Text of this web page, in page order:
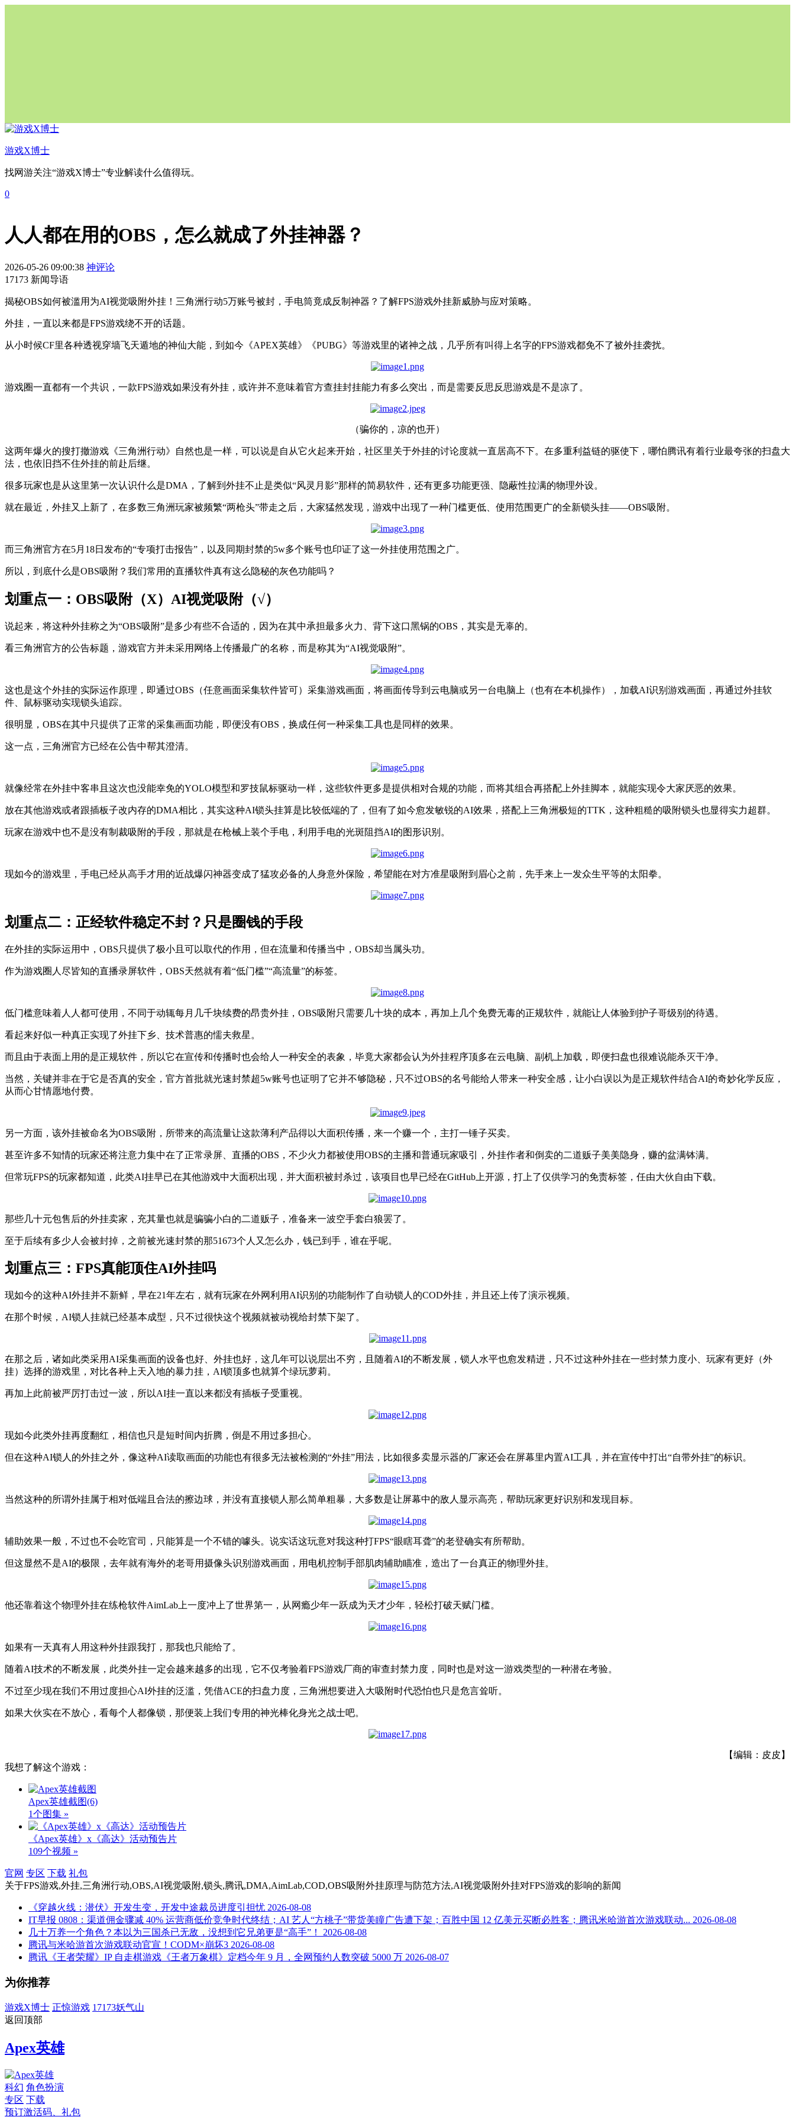
游戏X博士
找网游关注“游戏X博士”专业解读什么值得玩。
0
人人都在用的OBS，怎么就成了外挂神器？
2026-05-26 09:00:38 神评论
17173 新闻导语
揭秘OBS如何被滥用为AI视觉吸附外挂！三角洲行动5万账号被封，手电筒竟成反制神器？了解FPS游戏外挂新威胁与应对策略。
外挂，一直以来都是FPS游戏绕不开的话题。
从小时候CF里各种透视穿墙飞天遁地的神仙大能，到如今《APEX英雄》《PUBG》等游戏里的诸神之战，几乎所有叫得上名字的FPS游戏都免不了被外挂袭扰。
游戏圈一直都有一个共识，一款FPS游戏如果没有外挂，或许并不意味着官方查挂封挂能力有多么突出，而是需要反思反思游戏是不是凉了。
（骗你的，凉的也开）
这两年爆火的搜打撤游戏《三角洲行动》自然也是一样，可以说是自从它火起来开始，社区里关于外挂的讨论度就一直居高不下。在多重利益链的驱使下，哪怕腾讯有着行业最夸张的扫盘大
法，也依旧挡不住外挂的前赴后继。
很多玩家也是从这里第一次认识什么是DMA，了解到外挂不止是类似“风灵月影”那样的简易软件，还有更多功能更强、隐蔽性拉满的物理外设。
就在最近，外挂又上新了，在多数三角洲玩家被频繁“两枪头”带走之后，大家猛然发现，游戏中出现了一种门槛更低、使用范围更广的全新锁头挂——OBS吸附。
而三角洲官方在5月18日发布的“专项打击报告”，以及同期封禁的5w多个账号也印证了这一外挂使用范围之广。
所以，到底什么是OBS吸附？我们常用的直播软件真有这么隐秘的灰色功能吗？
划重点一：OBS吸附（X）AI视觉吸附（√）
说起来，将这种外挂称之为“OBS吸附”是多少有些不合适的，因为在其中承担最多火力、背下这口黑锅的OBS，其实是无辜的。
看三角洲官方的公告标题，游戏官方并未采用网络上传播最广的名称，而是称其为“AI视觉吸附”。
这也是这个外挂的实际运作原理，即通过OBS（任意画面采集软件皆可）采集游戏画面，将画面传导到云电脑或另一台电脑上（也有在本机操作），加载AI识别游戏画面，再通过外挂软
件、鼠标驱动实现锁头追踪。
很明显，OBS在其中只提供了正常的采集画面功能，即便没有OBS，换成任何一种采集工具也是同样的效果。
这一点，三角洲官方已经在公告中帮其澄清。
就像经常在外挂中客串且这次也没能幸免的YOLO模型和罗技鼠标驱动一样，这些软件更多是提供相对合规的功能，而将其组合再搭配上外挂脚本，就能实现令大家厌恶的效果。
放在其他游戏或者跟插板子改内存的DMA相比，其实这种AI锁头挂算是比较低端的了，但有了如今愈发敏锐的AI效果，搭配上三角洲极短的TTK，这种粗糙的吸附锁头也显得实力超群。
玩家在游戏中也不是没有制裁吸附的手段，那就是在枪械上装个手电，利用手电的光斑阻挡AI的图形识别。
现如今的游戏里，手电已经从高手才用的近战爆闪神器变成了猛攻必备的人身意外保险，希望能在对方准星吸附到眉心之前，先手来上一发众生平等的太阳拳。
划重点二：正经软件稳定不封？只是圈钱的手段
在外挂的实际运用中，OBS只提供了极小且可以取代的作用，但在流量和传播当中，OBS却当属头功。
作为游戏圈人尽皆知的直播录屏软件，OBS天然就有着“低门槛”“高流量”的标签。
低门槛意味着人人都可使用，不同于动辄每月几千块续费的昂贵外挂，OBS吸附只需要几十块的成本，再加上几个免费无毒的正规软件，就能让人体验到护子哥级别的待遇。
看起来好似一种真正实现了外挂下乡、技术普惠的懦夫救星。
而且由于表面上用的是正规软件，所以它在宣传和传播时也会给人一种安全的表象，毕竟大家都会认为外挂程序顶多在云电脑、副机上加载，即便扫盘也很难说能杀灭干净。
当然，关键并非在于它是否真的安全，官方首批就光速封禁超5w账号也证明了它并不够隐秘，只不过OBS的名号能给人带来一种安全感，让小白误以为是正规软件结合AI的奇妙化学反应，
从而心甘情愿地付费。
另一方面，该外挂被命名为OBS吸附，所带来的高流量让这款薄利产品得以大面积传播，来一个赚一个，主打一锤子买卖。
甚至许多不知情的玩家还将注意力集中在了正常录屏、直播的OBS，不少火力都被使用OBS的主播和普通玩家吸引，外挂作者和倒卖的二道贩子美美隐身，赚的盆满钵满。
但常玩FPS的玩家都知道，此类AI挂早已在其他游戏中大面积出现，并大面积被封杀过，该项目也早已经在GitHub上开源，打上了仅供学习的免责标签，任由大伙自由下载。
那些几十元包售后的外挂卖家，充其量也就是骗骗小白的二道贩子，准备来一波空手套白狼罢了。
至于后续有多少人会被封掉，之前被光速封禁的那51673个人又怎么办，钱已到手，谁在乎呢。
划重点三：FPS真能顶住AI外挂吗
现如今的这种AI外挂并不新鲜，早在21年左右，就有玩家在外网利用AI识别的功能制作了自动锁人的COD外挂，并且还上传了演示视频。
在那个时候，AI锁人挂就已经基本成型，只不过很快这个视频就被动视给封禁下架了。
在那之后，诸如此类采用AI采集画面的设备也好、外挂也好，这几年可以说层出不穷，且随着AI的不断发展，锁人水平也愈发精进，只不过这种外挂在一些封禁力度小、玩家有更好（外
挂）选择的游戏里，对比各种上天入地的暴力挂，AI锁顶多也就算个绿玩萝莉。
再加上此前被严厉打击过一波，所以AI挂一直以来都没有插板子受重视。
现如今此类外挂再度翻红，相信也只是短时间内折腾，倒是不用过多担心。
但在这种AI锁人的外挂之外，像这种AI读取画面的功能也有很多无法被检测的“外挂”用法，比如很多卖显示器的厂家还会在屏幕里内置AI工具，并在宣传中打出“自带外挂”的标识。
当然这种的所谓外挂属于相对低端且合法的擦边球，并没有直接锁人那么简单粗暴，大多数是让屏幕中的敌人显示高亮，帮助玩家更好识别和发现目标。
辅助效果一般，不过也不会吃官司，只能算是一个不错的噱头。说实话这玩意对我这种打FPS“眼瞎耳聋”的老登确实有所帮助。
但这显然不是AI的极限，去年就有海外的老哥用摄像头识别游戏画面，用电机控制手部肌肉辅助瞄准，造出了一台真正的物理外挂。
他还靠着这个物理外挂在练枪软件AimLab上一度冲上了世界第一，从网瘾少年一跃成为天才少年，轻松打破天赋门槛。
如果有一天真有人用这种外挂跟我打，那我也只能给了。
随着AI技术的不断发展，此类外挂一定会越来越多的出现，它不仅考验着FPS游戏厂商的审查封禁力度，同时也是对这一游戏类型的一种潜在考验。
不过至少现在我们不用过度担心AI外挂的泛滥，凭借ACE的扫盘力度，三角洲想要进入大吸附时代恐怕也只是危言耸听。
如果大伙实在不放心，看每个人都像锁，那便装上我们专用的神光棒化身光之战士吧。
【编辑：皮皮】
我想了解这个游戏：
Apex英雄截图(6)
1个图集 »
《Apex英雄》x《高达》活动预告片
109个视频 »
官网 专区 下载 礼包
关于FPS游戏,外挂,三角洲行动,OBS,AI视觉吸附,锁头,腾讯,DMA,AimLab,COD,OBS吸附外挂原理与防范方法,AI视觉吸附外挂对FPS游戏的影响的新闻
《穿越火线：潜伏》开发生变，开发中途裁员进度引担忧 2026-08-08
IT早报 0808：渠道佣金骤减 40% 运营商低价竞争时代终结；AI 艺人“方桃子”带货美瞳广告遭下架；百胜中国 12 亿美元买断必胜客；腾讯米哈游首次游戏联动... 2026-08-08
几十万养一个角色？本以为三国杀已无敌，没想到它兄弟更是“高手”！
2026-08-08
腾讯与米哈游首次游戏联动官宣！CODM×崩坏3 2026-08-08
腾讯《王者荣耀》IP 自走棋游戏《王者万象棋》定档今年 9 月，全网预约人数突破 5000 万 2026-08-07
为你推荐
游戏X博士 正惊游戏 17173妖气山
返回顶部
Apex英雄
科幻 角色扮演
专区 下载
预订激活码、礼包